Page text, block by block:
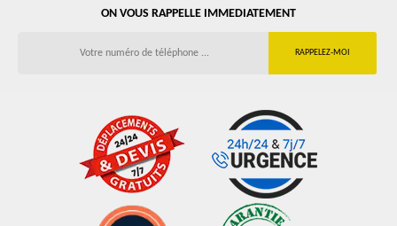
ON VOUS RAPPELLE IMMEDIATEMENT